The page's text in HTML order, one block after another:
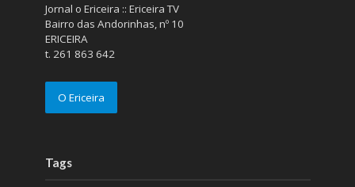
Jornal o Ericeira :: Ericeira TV
Bairro das Andorinhas, nº 10
ERICEIRA
t. 261 863 642
O Ericeira
Tags